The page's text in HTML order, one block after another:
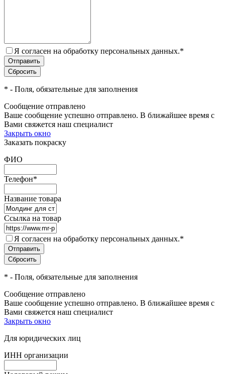
Я согласен на обработку персональных данных.*
* - Поля, обязательные для заполнения
Сообщение отправлено
Ваше сообщение успешно отправлено. В ближайшее время с
Вами свяжется наш специалист
Закрыть окно
Заказать покраску
ФИО
Телефон*
Название товара
Ссылка на товар
Я согласен на обработку персональных данных.*
* - Поля, обязательные для заполнения
Сообщение отправлено
Ваше сообщение успешно отправлено. В ближайшее время с
Вами свяжется наш специалист
Закрыть окно
Для юридических лиц
ИНН организации